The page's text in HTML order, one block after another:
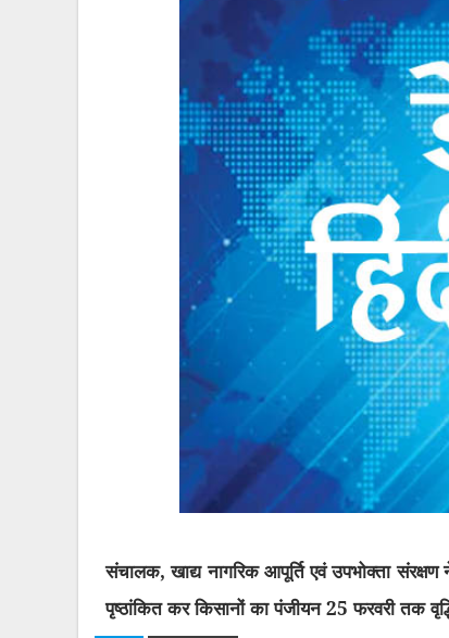
संचालक,खाद्य नागरिक आपूर्ति एवं उपभोक्ता
पृष्ठांकित कर किसानों का पंजीयन 25 फरवरी तक